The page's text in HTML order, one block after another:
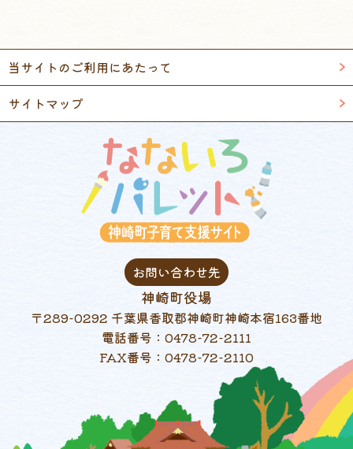
当サイトのご利用にあたって
サイトマップ
お問い合わせ先
神崎町役場
〒289-0292 千葉県香取郡神崎町神崎本宿163番地
電話番号：0478-72-2111
FAX番号：0478-72-2110